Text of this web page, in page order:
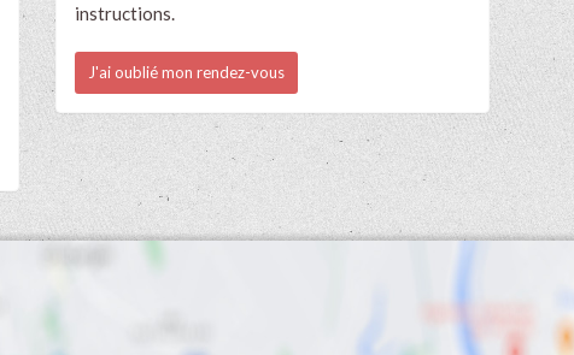
instructions.
J'ai oublié mon rendez-vous